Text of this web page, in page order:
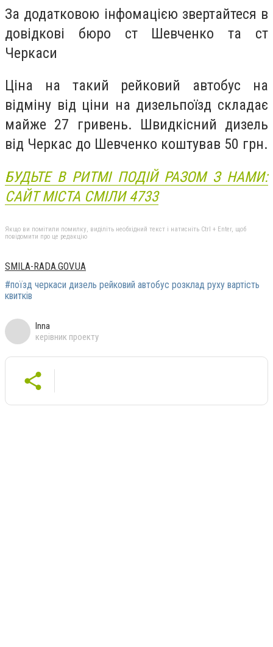
За додатковою інфомацією звертайтеся в
довідкові бюро ст Шевченко та ст
Черкаси
Ціна на такий рейковий автобус на
відміну від ціни на дизельпоїзд складає
майже 27 гривень. Швидкісний дизель
від Черкас до Шевченко коштував 50 грн.
БУДЬТЕ В РИТМІ ПОДІЙ РАЗОМ З НАМИ:
САЙТ МІСТА СМІЛИ 4733
Якщо ви помітили помилку, виділіть необхідний текст і натисніть Ctrl + Enter, щоб
повідомити про це редакцію
SMILA-RADA.GOV.UA
#поїзд черкаси дизель рейковий автобус розклад руху вартість
квитків
Inna
керівник проекту